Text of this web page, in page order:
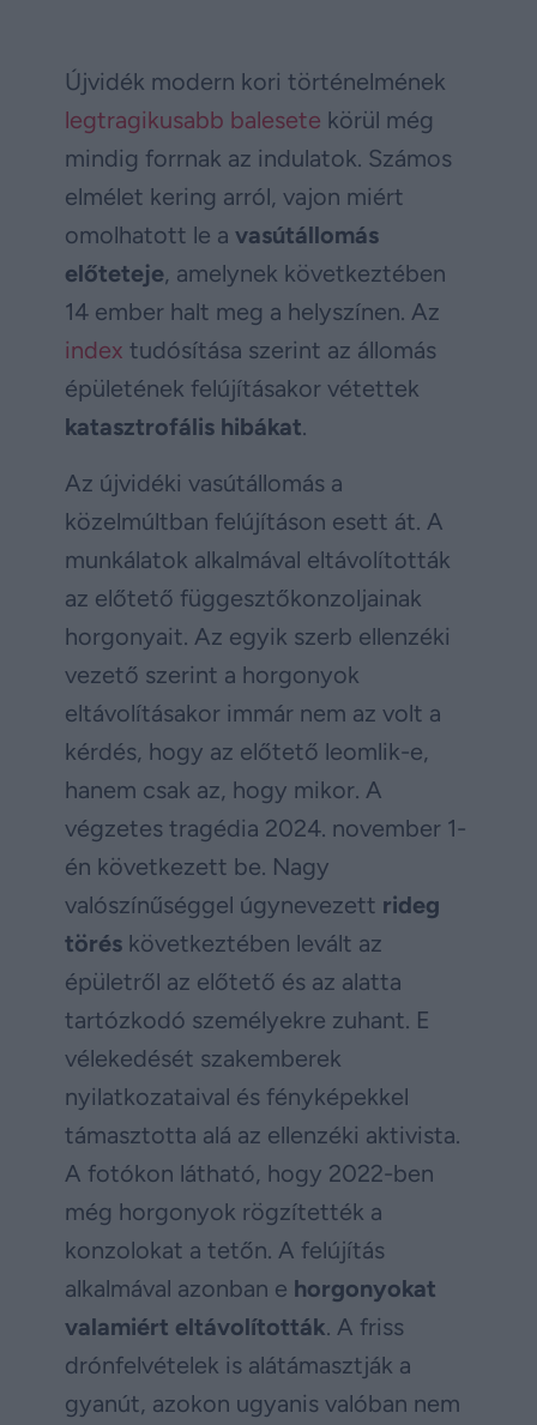
Újvidék modern kori történelmének
legtragikusabb balesete körül még
mindig forrnak az indulatok. Számos
elmélet kering arról, vajon miért
omolhatott le a vasútállomás
előteteje, amelynek következtében
14 ember halt meg a helyszínen. Az
index tudósítása szerint az állomás
épületének felújításakor vétettek
katasztrofális hibákat.
Az újvidéki vasútállomás a
közelmúltban felújításon esett át. A
munkálatok alkalmával eltávolították
az előtető függesztőkonzoljainak
horgonyait. Az egyik szerb ellenzéki
vezető szerint a horgonyok
eltávolításakor immár nem az volt a
kérdés, hogy az előtető leomlik-e,
hanem csak az, hogy mikor. A
végzetes tragédia 2024. november 1-
én következett be. Nagy
valószínűséggel úgynevezett rideg
törés következtében levált az
épületről az előtető és az alatta
tartózkodó személyekre zuhant. E
vélekedését szakemberek
nyilatkozataival és fényképekkel
támasztotta alá az ellenzéki aktivista.
A fotókon látható, hogy 2022-ben
még horgonyok rögzítették a
konzolokat a tetőn. A felújítás
alkalmával azonban e horgonyokat
valamiért eltávolították. A friss
drónfelvételek is alátámasztják a
gyanút, azokon ugyanis valóban nem